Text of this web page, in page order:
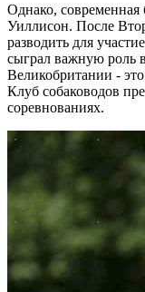
Однако, современная
Уиллисон. После
разводить для
сыграл важную роль
Великобритании -
Клуб собаководов
соревнованиях.